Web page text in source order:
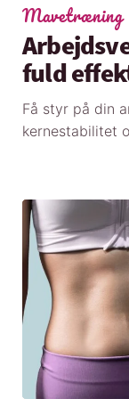
Mavetræning
fuld
Få styr på din
kernestabilitet